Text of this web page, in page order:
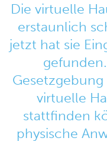
Die virtuelle
erstaunlich
jetzt hat sie
virtuelle
stattfinden
physische